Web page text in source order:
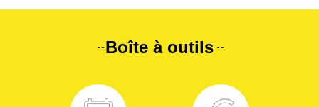
Boîte à outils